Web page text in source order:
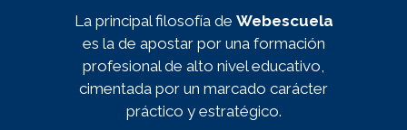
La principal filosofía de Webescuela
es la de apostar por una formación
profesional de alto nivel educativo,
cimentada por un marcado carácter
práctico y estratégico.